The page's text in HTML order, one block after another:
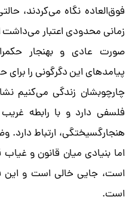
فوق‌العاده نگاه می‌کردند،
زمانی محدودی اعتبار می‌داشت
صورت عادی و بهنجار
پیامدهای این دگرگونی را
چارچوبشان زندگی می‌کنیم
فلسفی دارد و با رابطه
هنجارگسیختگی، ارتباط دارد.
اما بنیادی میان قانون و
است، جایی خالی است و این
است.